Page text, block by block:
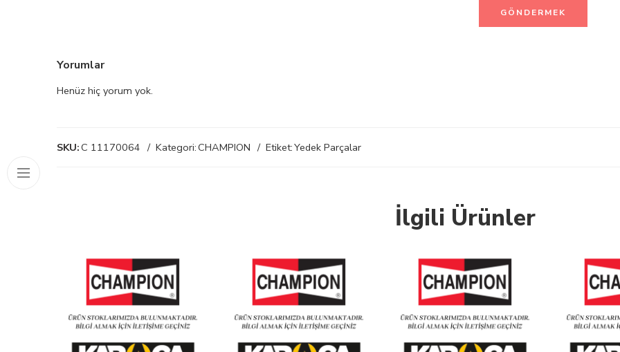
Yorumlar
Henüz hiç yorum yok.
SKU:C 11170064 Kategori:CHAMPION Etiket:Yedek Parçalar
İlgili Ürünler